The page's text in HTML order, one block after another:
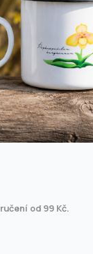
od 99 Kč.